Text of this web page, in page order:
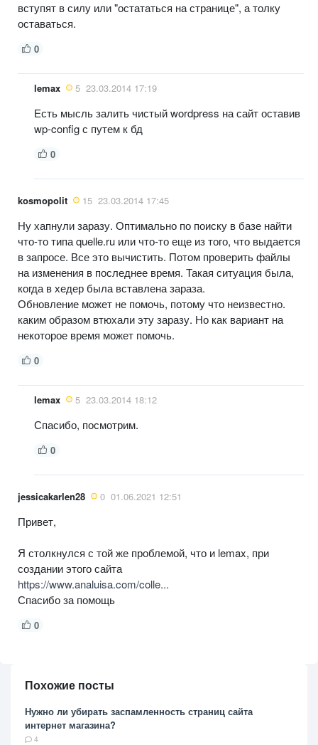
вступят в силу или "остататься на странице", а толку
оставаться.
0
lemax 5 23.03.2014 17:19
Есть мысль залить чистый wordpress на сайт оставив
wp-config с путем к бд
0
kosmopolit 15 23.03.2014 17:45
Ну хапнули заразу. Оптимально по поиску в базе найти
что-то типа quelle.ru или что-то еще из того, что выдается
в запросе. Все это вычистить. Потом проверить файлы
на изменения в последнее время. Такая ситуация была,
когда в хедер была вставлена зараза.
Обновление может не помочь, потому что неизвестно.
каким образом втюхали эту заразу. Но как вариант на
некоторое время может помочь.
0
lemax 5 23.03.2014 18:12
Спасибо, посмотрим.
0
jessicakarlen28 0 01.06.2021 12:51
Привет,
Я столкнулся с той же проблемой, что и lemax, при
создании этого сайта
https://www.analuisa.com/colle...
Спасибо за помощь
0
Похожие посты
Нужно ли убирать заспамленность страниц сайта
интернет магазина?
4